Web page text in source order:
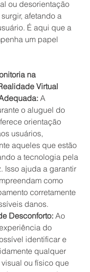
ou desorientação
afetando a
É aqui que a
um papel
na
Virtual
A
o aluguel do
orientação
usuários,
aqueles que estão
a tecnologia pela
Isso ajuda a garantir
como
corretamente
danos.
Desconforto: Ao
do
identificar e
qualquer
ou físico que